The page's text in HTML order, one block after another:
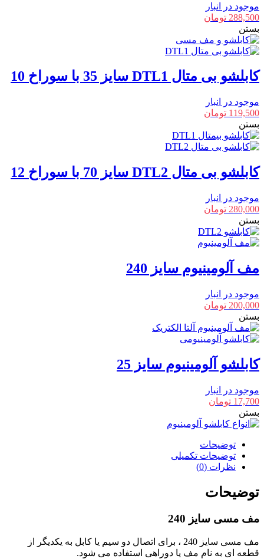
موجود در انبار
288,500 تومان
بستن
کابلشو بی متال DTL1 سایز 35 با سوراخ 10
موجود در انبار
119,500 تومان
بستن
کابلشو بی متال DTL2 سایز 70 با سوراخ 12
موجود در انبار
280,000 تومان
بستن
مف آلومینیوم سایز 240
موجود در انبار
200,000 تومان
بستن
کابلشو آلومینیوم سایز 25
موجود در انبار
17,700 تومان
بستن
توضیحات
توضیحات تکمیلی
نظرات (0)
توضیحات
مف مسی سایز 240
مف مسی سایز 240 ، برای اتصال دو سیم یا کابل به یکدیگر از
قطعه ای به نام مف یا دوراهی استفاده می شود.